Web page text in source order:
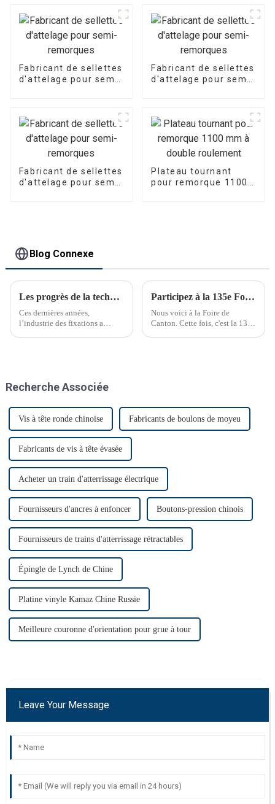
Fabricant de sellettes
d'attelage pour semi-
Fabricant de sellettes
d'attelage pour semi-
Fabricant de sellettes
d'attelage pour semi-
Plateau tournant
pour remorque 1100
Blog Connexe
Les progrès de la technologie de fixation transforment les industries
Ces dernières années,
l’industrie des fixations a
Participez à la 135e Foire de Canton
Nous voici à la Foire de
Canton. Cette fois, c'est la 135e
Recherche Associée
Vis à tête ronde chinoise Fabricants de boulons de moyeu
Fabricants de vis à tête évasée
Acheter un train d'atterrissage électrique
Fournisseurs d'ancres à enfoncer Boutons-pression chinois
Fournisseurs de trains d'atterrissage rétractables
Épingle de Lynch de Chine
Platine vinyle Kamaz Chine Russie
Meilleure couronne d'orientation pour grue à tour
Leave Your Message